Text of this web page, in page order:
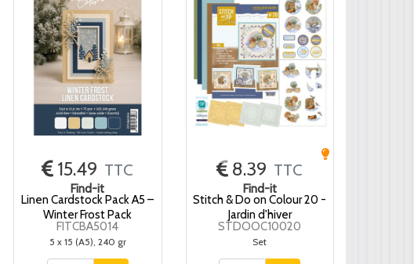
15.49 TTC
Find-it
Linen Cardstock Pack A5 –
Winter Frost Pack
FITCBA5014
5 x 15 (A5), 240 gr
8.39 TTC
Find-it
Stitch & Do on Colour 20 -
Jardin d'hiver
STDOOC10020
Set